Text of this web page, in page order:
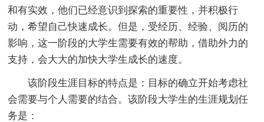
和有实效，他们已经意识到探索的重要性，并积极行
动，希望自己快速成长。但是，受经历、经验、阅历的
影响，这一阶段的大学生需要有效的帮助，借助外力的
支持，会大大的加快大学生成长的速度。
该阶段生涯目标的特点是：目标的确立开始考虑社
会需要与个人需要的结合。该阶段大学生的生涯规划任
务是：